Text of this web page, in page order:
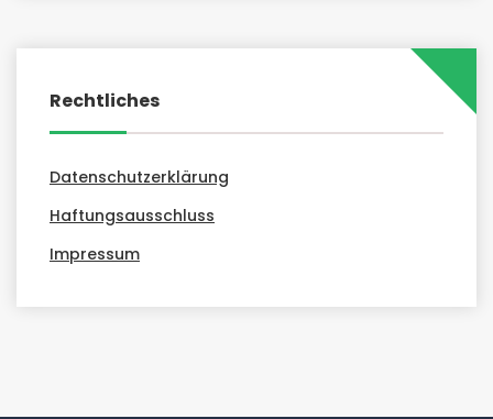
Rechtliches
Datenschutzerklärung
Haftungsausschluss
Impressum